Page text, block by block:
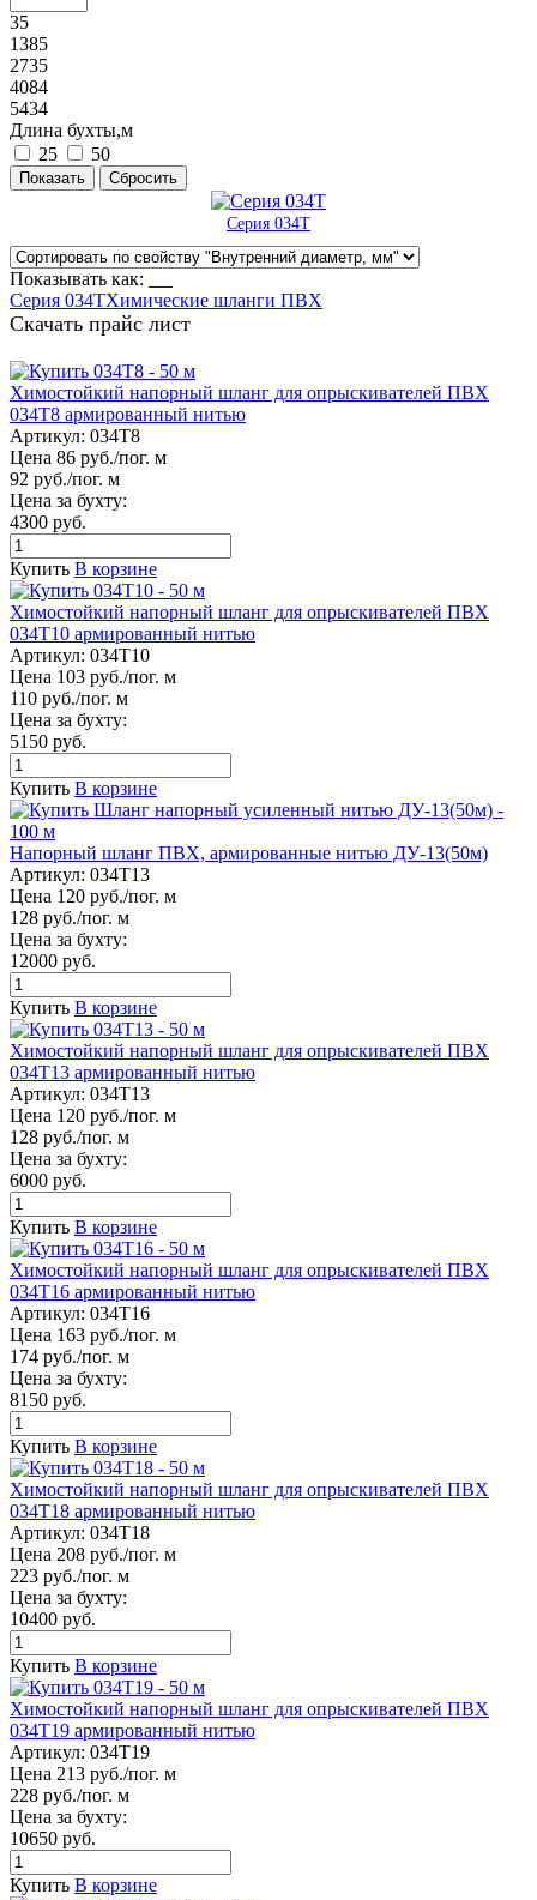
35
1385
2735
4084
5434
Длина бухты,м
25
50
Серия 034Т
Показывать как:
Серия 034ТХимические шланги ПВХ
Скачать прайс лист
Химостойкий напорный шланг для опрыскивателей ПВХ
034Т8 армированный нитью
Артикул: 034Т8
Цена 86 руб./пог. м
92 руб./пог. м
Цена за бухту:
4300 руб.
Купить В корзине
Химостойкий напорный шланг для опрыскивателей ПВХ
034Т10 армированный нитью
Артикул: 034Т10
Цена 103 руб./пог. м
110 руб./пог. м
Цена за бухту:
5150 руб.
Купить В корзине
Напорный шланг ПВХ, армированные нитью ДУ-13(50м)
Артикул: 034Т13
Цена 120 руб./пог. м
128 руб./пог. м
Цена за бухту:
12000 руб.
Купить В корзине
Химостойкий напорный шланг для опрыскивателей ПВХ
034Т13 армированный нитью
Артикул: 034Т13
Цена 120 руб./пог. м
128 руб./пог. м
Цена за бухту:
6000 руб.
Купить В корзине
Химостойкий напорный шланг для опрыскивателей ПВХ
034Т16 армированный нитью
Артикул: 034Т16
Цена 163 руб./пог. м
174 руб./пог. м
Цена за бухту:
8150 руб.
Купить В корзине
Химостойкий напорный шланг для опрыскивателей ПВХ
034Т18 армированный нитью
Артикул: 034Т18
Цена 208 руб./пог. м
223 руб./пог. м
Цена за бухту:
10400 руб.
Купить В корзине
Химостойкий напорный шланг для опрыскивателей ПВХ
034Т19 армированный нитью
Артикул: 034Т19
Цена 213 руб./пог. м
228 руб./пог. м
Цена за бухту:
10650 руб.
Купить В корзине